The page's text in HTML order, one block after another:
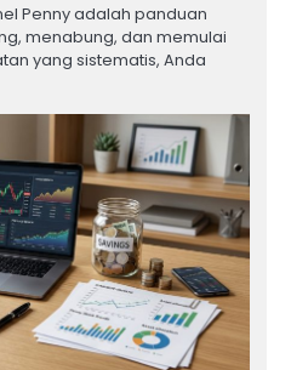
Penny adalah panduan
menabung, dan memulai
yang sistematis, Anda